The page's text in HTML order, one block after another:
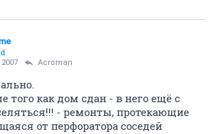
Acroman
того как дом сдан - в него ещё с
- ремонты, протекающие
от перфоратора соседей